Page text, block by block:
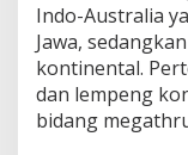
Indo-Australia
Jawa,
kontinental.
dan lempeng
bidang